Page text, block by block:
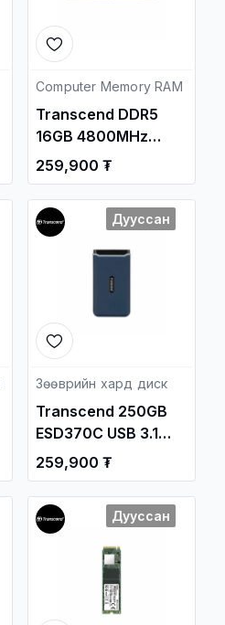
Computer Memory RAM
Transcend DDR5
16GB 4800MHz
UDIMM PC Memory
/JM4800AL/
259,900 ₮
Дууссан
Зөөврийн хард диск
Transcend 250GB
ESD370C USB 3.1
Gen2 Type-C
Portable SSD
/TS250GESD370C/
259,900 ₮
Дууссан